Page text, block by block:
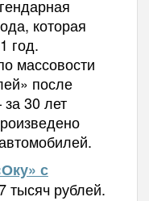
которая
год.
массовости
после
30 лет
с
тысяч рублей.